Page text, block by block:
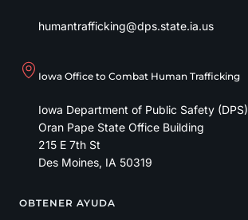
humantrafficking@dps.state.ia.us
Iowa Office to Combat Human Trafficking
Iowa Department of Public Safety (DPS)
Oran Pape State Office Building
215 E 7th St
Des Moines, IA 50319
Footer
OBTENER AYUDA